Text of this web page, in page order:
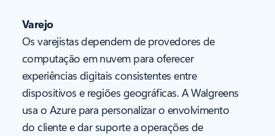
Varejo
Os varejistas dependem de provedores de
computação em nuvem para oferecer
experiências digitais consistentes entre
dispositivos e regiões geográficas. A Walgreens
usa o Azure para personalizar o envolvimento
do cliente e dar suporte a operações de